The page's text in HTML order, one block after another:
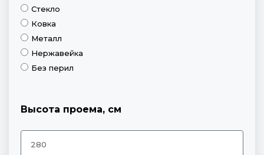
Стекло
Ковка
Металл
Нержавейка
Без перил
Высота проема, см